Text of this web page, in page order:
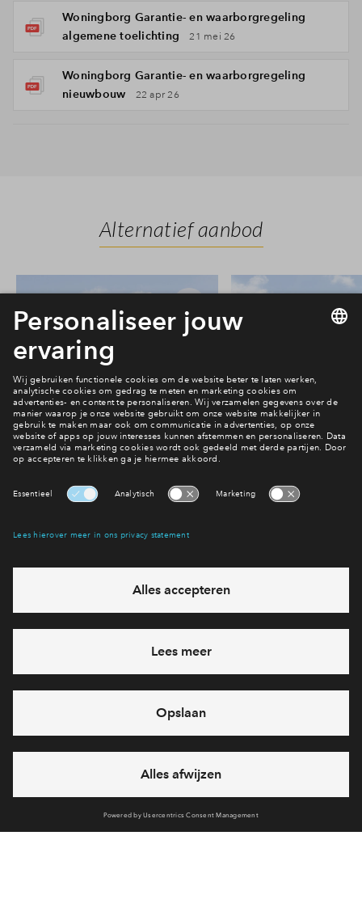
Woningborg Garantie- en waarborgregeling
algemene toelichting
21 mei 26
Woningborg Garantie- en waarborgregeling
nieuwbouw
22 apr 26
Alternatief aanbod
3
#029
In optie
Stadsvilla #029
Parkzijde fase 2
Vrij
Parkzijde fase
eventuele projecten
Ja, ik wil mij aanmelden
71 22 864